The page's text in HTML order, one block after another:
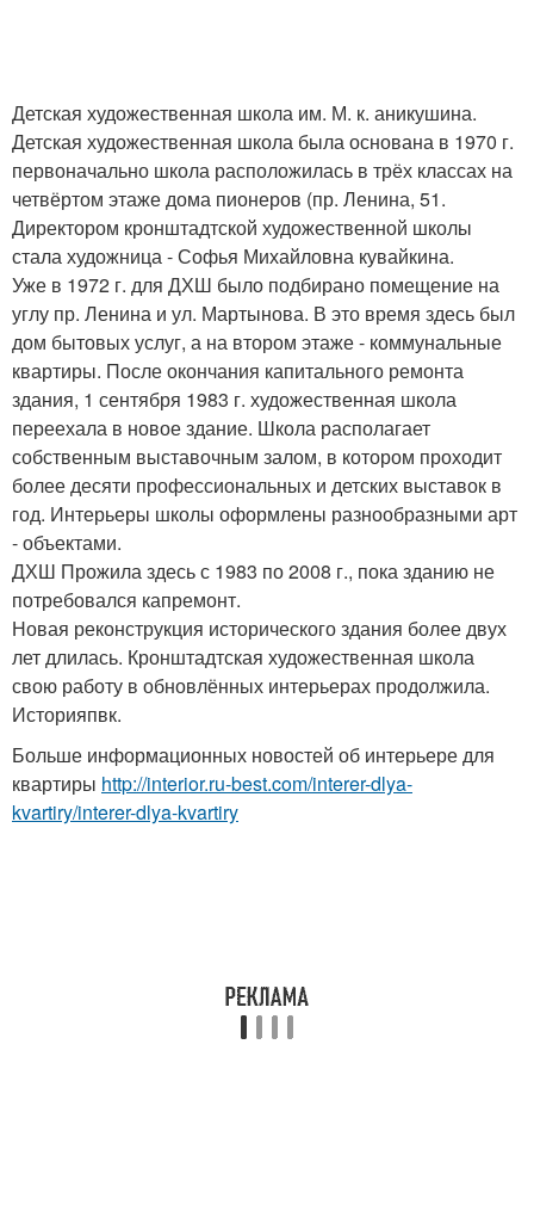
Детская художественная школа им. М. к. аникушина.
Детская художественная школа была основана в 1970 г.
первоначально школа расположилась в трёх классах на
четвёртом этаже дома пионеров (пр. Ленина, 51.
Директором кронштадтской художественной школы
стала художница - Софья Михайловна кувайкина.
Уже в 1972 г. для ДХШ было подбирано помещение на
углу пр. Ленина и ул. Мартынова. В это время здесь был
дом бытовых услуг, а на втором этаже - коммунальные
квартиры. После окончания капитального ремонта
здания, 1 сентября 1983 г. художественная школа
переехала в новое здание. Школа располагает
собственным выставочным залом, в котором проходит
более десяти профессиональных и детских выставок в
год. Интерьеры школы оформлены разнообразными арт
- объектами.
ДХШ Прожила здесь с 1983 по 2008 г., пока зданию не
потребовался капремонт.
Новая реконструкция исторического здания более двух
лет длилась. Кронштадтская художественная школа
свою работу в обновлённых интерьерах продолжила.
Историяпвк.
Больше информационных новостей об интерьере для
квартиры http://interior.ru-best.com/interer-dlya-
kvartiry/interer-dlya-kvartiry